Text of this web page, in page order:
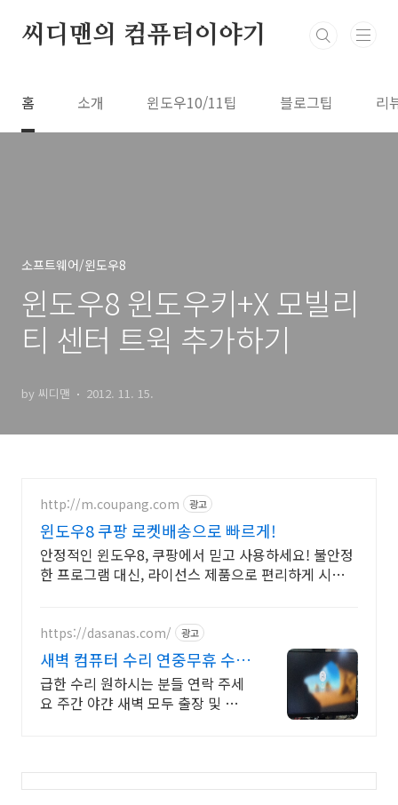
씨디맨의 컴퓨터이야기
홈 소개 윈도우10/11팁 블로그팁 리
소프트웨어/윈도우8
윈도우8 윈도우키+X 모빌리
티 센터 트윅 추가하기
by 씨디맨 2012. 11. 15.
http://m.coupang.com 광고
윈도우8 쿠팡 로켓배송으로 빠르게!
안정적인 윈도우8, 쿠팡에서 믿고 사용하세요! 불안정
한 프로그램 대신, 라이선스 제품으로 편리하게 시작하
https://dasanas.com/ 광고
새벽 컴퓨터 수리 연중무휴 수리
기사 바로 연결
급한 수리 원하시는 분들 연락 주세
요 주간 야갼 새벽 모두 출장 및 센터